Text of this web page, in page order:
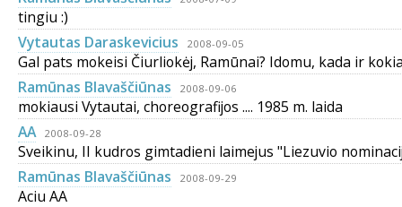
tingiu :)
Vytautas Daraskevicius
2008-09-05
Gal pats mokeisi Čiurliokėj, Ramūnai? Idomu, kada ir
Ramūnas Blavaščiūnas
2008-09-06
mokiausi Vytautai, choreografijos .... 1985 m. laida
AA
2008-09-28
Sveikinu, II kudros gimtadieni laimejus "Liezuvio
Ramūnas Blavaščiūnas
2008-09-29
Aciu AA